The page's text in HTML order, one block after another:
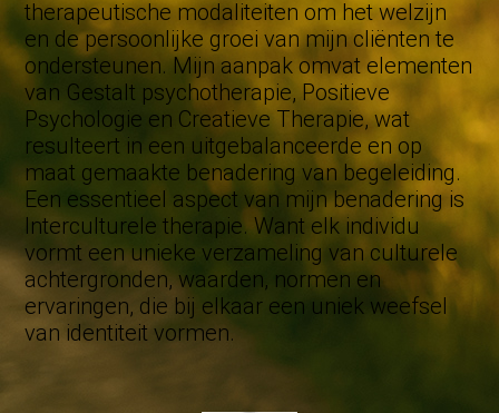
therapeutische modaliteiten om het welzijn
en de persoonlijke groei van mijn cliënten te
ondersteunen. Mijn aanpak omvat elementen
van Gestalt psychotherapie, Positieve
Psychologie en Creatieve Therapie, wat
resulteert in een uitgebalanceerde en op
maat gemaakte benadering van begeleiding.
Een essentieel aspect van mijn benadering is
Interculturele therapie. Want elk individu
vormt een unieke verzameling van culturele
achtergronden, waarden, normen en
ervaringen, die bij elkaar een uniek weefsel
van identiteit vormen.